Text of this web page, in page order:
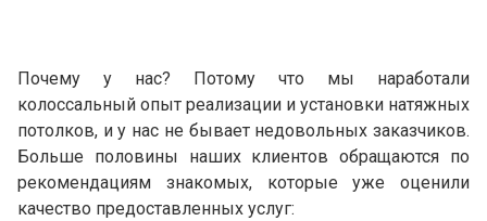
Почему у нас? Потому что мы наработали
колоссальный опыт реализации и установки натяжных
потолков, и у нас не бывает недовольных заказчиков.
Больше половины наших клиентов обращаются по
рекомендациям знакомых, которые уже оценили
качество предоставленных услуг: